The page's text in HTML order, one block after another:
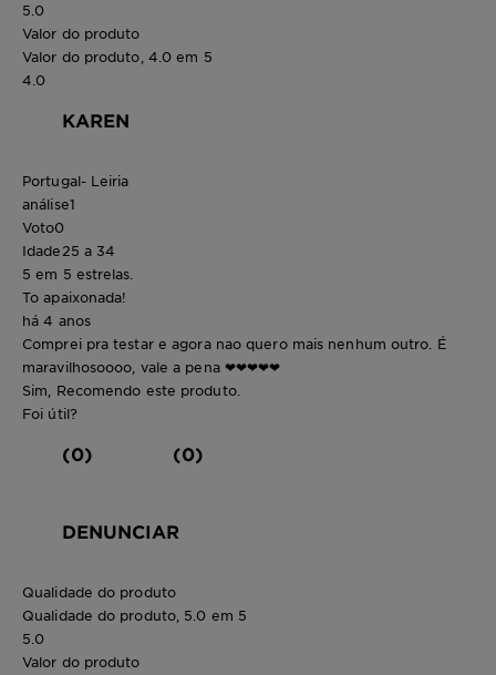
5.0
Valor do produto
Valor do produto, 4.0 em 5
4.0
KAREN
Portugal- Leiria
análise1
Voto0
Idade25 a 34
5 em 5 estrelas.
To apaixonada!
há 4 anos
Comprei pra testar e agora nao quero mais nenhum outro. É
maravilhosoooo, vale a pena ❤❤❤❤❤
Sim, Recomendo este produto.
Foi útil?
(0) (0)
DENUNCIAR
Qualidade do produto
Qualidade do produto, 5.0 em 5
5.0
Valor do produto